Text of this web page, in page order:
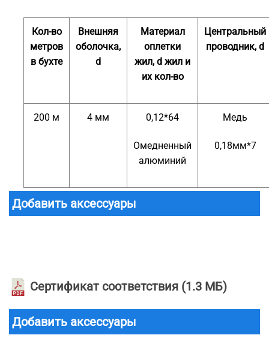
Кол-во
метров
в бухте
Внешняя
оболочка,
d
Материал
оплетки
жил, d жил и
их кол-во
Центральный
проводник, d
200 м 4 мм 0,12*64
Омедненный
алюминий
Медь
0,18мм*7
Добавить аксессуары
Сертификат соответствия (1.3 МБ)
Добавить аксессуары